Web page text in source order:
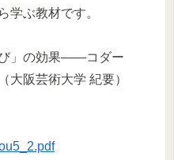
学ぶ教材です。
」の効果——コダー
大阪芸術大学 紀要）